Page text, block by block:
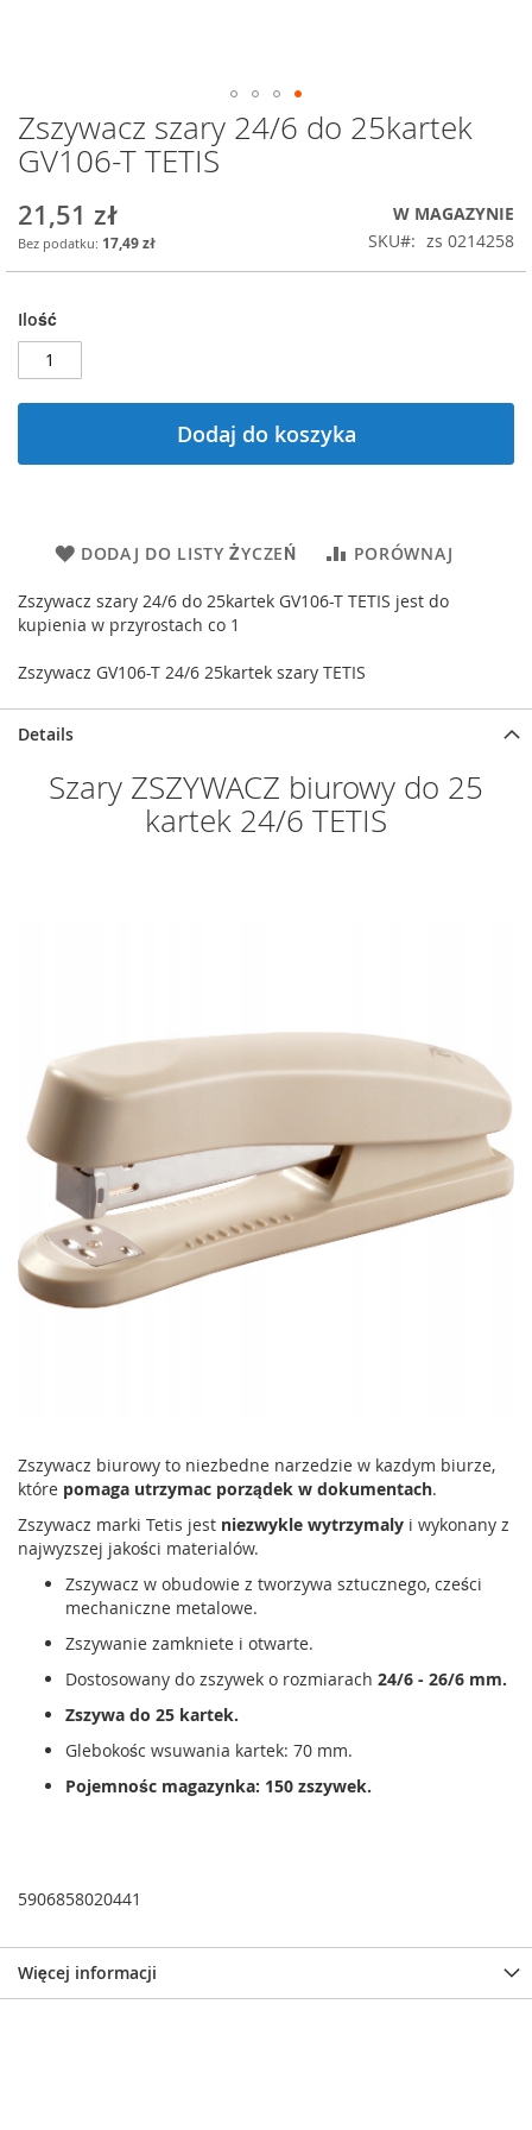
Przejdź
na
początek
Zszywacz szary 24/6 do 25kartek
GV106-T TETIS
21,51 zł
17,49 zł
W MAGAZYNIE
SKU
zs 0214258
Ilość
Dodaj do koszyka
DODAJ DO LISTY ŻYCZEŃ PORÓWNAJ
Zszywacz szary 24/6 do 25kartek GV106-T TETIS jest do
kupienia w przyrostach co 1
Zszywacz GV106-T 24/6 25kartek szary TETIS
Details
Szary ZSZYWACZ biurowy do 25
kartek 24/6 TETIS
Zszywacz biurowy to niezbedne narzedzie w kazdym biurze,
które pomaga utrzymac porządek w dokumentach.
Zszywacz marki Tetis jest niezwykle wytrzymaly i wykonany z
najwyzszej jakości materialów.
Zszywacz w obudowie z tworzywa sztucznego, cześci
mechaniczne metalowe.
Zszywanie zamkniete i otwarte.
Dostosowany do zszywek o rozmiarach 24/6 - 26/6 mm.
Zszywa do 25 kartek.
Glebokośc wsuwania kartek: 70 mm.
Pojemnośc magazynka: 150 zszywek.
5906858020441
Więcej informacji